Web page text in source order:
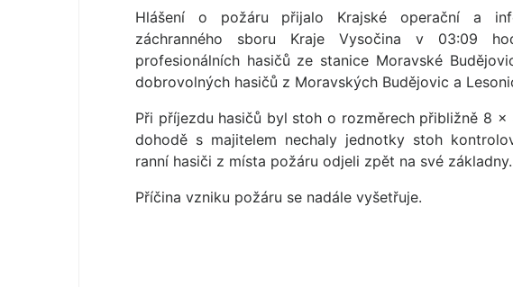
Hlášení o požáru přijalo Krajské operační a
záchranného sboru Kraje Vysočina v 03:09
profesionálních hasičů ze stanice Moravské
dobrovolných hasičů z Moravských Budějovic a
Při příjezdu hasičů byl stoh o rozměrech přibližně 8
dohodě s majitelem nechaly jednotky stoh
ranní hasiči z místa požáru odjeli zpět na své základny.
Příčina vzniku požáru se nadále vyšetřuje.